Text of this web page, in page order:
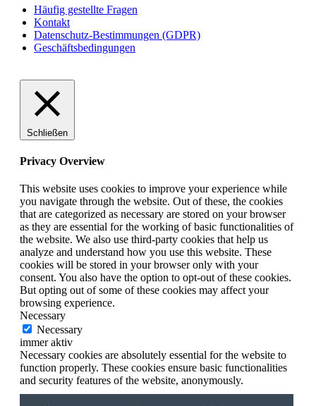
Häufig gestellte Fragen
Kontakt
Datenschutz-Bestimmungen (GDPR)
Geschäftsbedingungen
Schließen
Privacy Overview
This website uses cookies to improve your experience while
you navigate through the website. Out of these, the cookies
that are categorized as necessary are stored on your browser
as they are essential for the working of basic functionalities of
the website. We also use third-party cookies that help us
analyze and understand how you use this website. These
cookies will be stored in your browser only with your
consent. You also have the option to opt-out of these cookies.
But opting out of some of these cookies may affect your
browsing experience.
Necessary
Necessary
immer aktiv
Necessary cookies are absolutely essential for the website to
function properly. These cookies ensure basic functionalities
and security features of the website, anonymously.